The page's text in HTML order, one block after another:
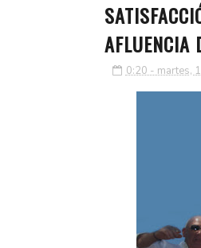
AFLUENCIA
0:20 - martes,